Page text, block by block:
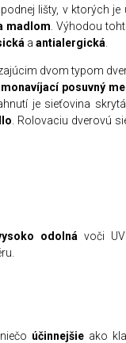
lišty, v ktorých je
madlom . Výhodou
á a antialergická
dvom typom
íjacíposuvný
je sieťovina
. Rolovaciu dverovú
odolná voči
účinnejšie ako